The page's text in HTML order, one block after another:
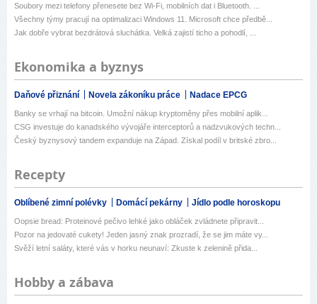
Soubory mezi telefony přenesete bez Wi-Fi, mobilních dat i Bluetooth. ...
Všechny týmy pracují na optimalizaci Windows 11. Microsoft chce předbě...
Jak dobře vybrat bezdrátová sluchátka. Velká zajistí ticho a pohodlí, ...
Ekonomika a byznys
Daňové přiznání Novela zákoníku práce Nadace EPCG
Banky se vrhají na bitcoin. Umožní nákup kryptoměny přes mobilní aplik...
CSG investuje do kanadského vývojáře interceptorů a nadzvukových techn...
Český byznysový tandem expanduje na Západ. Získal podíl v britské zbro...
Recepty
Oblíbené zimní polévky Domácí pekárny Jídlo podle horoskopu
Oopsie bread: Proteinové pečivo lehké jako obláček zvládnete připravit...
Pozor na jedovaté cukety! Jeden jasný znak prozradí, že se jim máte vy...
Svěží letní saláty, které vás v horku neunaví: Zkuste k zelenině přida...
Hobby a zábava